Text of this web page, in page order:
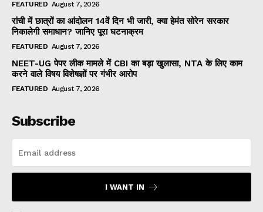
FEATURED August 7, 2026
रांची में छात्रों का आंदोलन 14वें दिन भी जारी, क्या हेमंत सोरेन सरकार
निकालेगी समाधान? जानिए पूरा घटनाक्रम
FEATURED August 7, 2026
NEET-UG पेपर लीक मामले में CBI का बड़ा खुलासा, NTA के लिए काम
करने वाले विषय विशेषज्ञों पर गंभीर आरोप
FEATURED August 7, 2026
Subscribe
I WANT IN